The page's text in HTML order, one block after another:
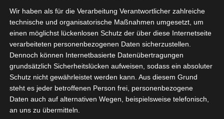
Voller Name Saber Hammami
Position Mittelfeldspieler
Aktuelles Team
Union Sportive de
Tataouine (UST)
Nationalität
Geburtstag
Wir haben als für die Verarbeitung Verantwortlicher zahlreiche
technische und organisatorische Maßnahmen umgesetzt, um
einen möglichst lückenlosen Schutz der über diese Internetseite
verarbeiteten personenbezogenen Daten sicherzustellen.
Dennoch können Internetbasierte Datenübertragungen
grundsätzlich Sicherheitslücken aufweisen, sodass ein absoluter
Schutz nicht gewährleistet werden kann. Aus diesem Grund
steht es jeder betroffenen Person frei, personenbezogene
Daten auch auf alternativen Wegen, beispielsweise telefonisch,
an uns zu übermitteln.